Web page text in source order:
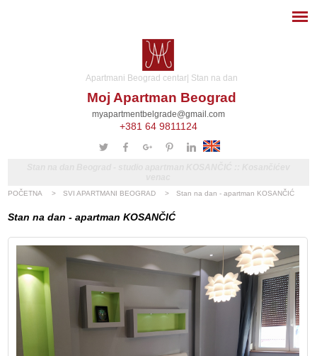
Apartmani Beograd centar| Stan na dan
Moj Apartman Beograd
myapartmentbelgrade@gmail.com
+381 64 9811124
POČETNA > SVI APARTMANI BEOGRAD > Stan na dan - apartman KOSANČIĆ
Stan na dan - apartman KOSANČIĆ